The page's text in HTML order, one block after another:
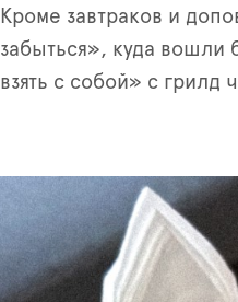
Кроме завтраков и
забыться», куда вошли
взять с собой» с грилд